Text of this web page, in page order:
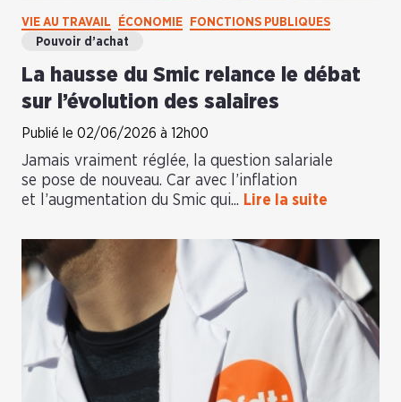
VIE AU TRAVAIL ÉCONOMIE
FONCTIONS PUBLIQUES
Pouvoir d’achat
La hausse du Smic relance le débat
sur l’évolution des salaires
Publié le 02/06/2026 à 12h00
Jamais vraiment réglée, la question salariale
se pose de nouveau. Car avec l’inflation
et l’augmentation du Smic qui... Lire la suite